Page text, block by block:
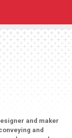
and maker
and